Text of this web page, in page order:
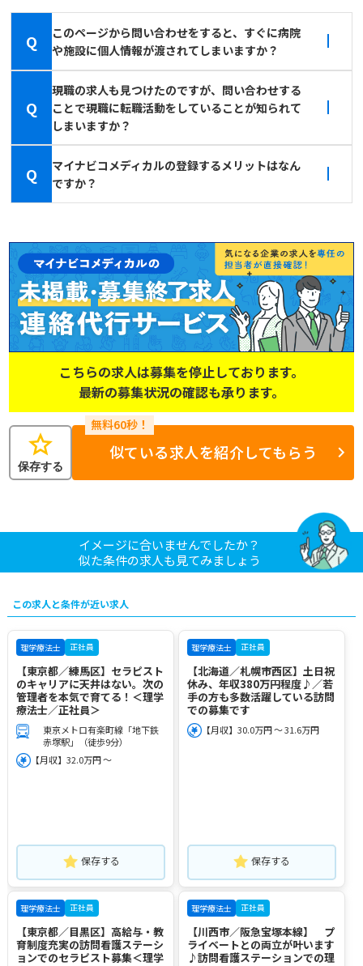
Q
このページから問い合わせをすると、すぐに病院
や施設に個人情報が渡されてしまいますか？
Q
現職の求人も見つけたのですが、問い合わせする
ことで現職に転職活動をしていることが知られて
しまいますか？
Q
マイナビコメディカルの登録するメリットはなん
ですか？
こちらの求人は募集を停止しております。
最新の募集状況の確認も承ります。
star
保存する
似ている求人を紹介してもらう
イメージに合いませんでしたか？
似た条件の求人も見てみましょう
この求人と条件が近い求人
理学療法士 正社員
【東京都／練馬区】セラピスト
のキャリアに天井はない。次の
管理者を本気で育てる！＜理学
療法士／正社員＞
東京メトロ有楽町線「地下鉄
赤塚駅」（徒歩9分）
【月収】32.0万円 ～
保存する
理学療法士 正社員
【北海道／札幌市西区】土日祝
休み、年収380万円程度♪／若
手の方も多数活躍している訪問
での募集です
【月収】30.0万円 ～ 31.6万円
保存する
理学療法士 正社員
【東京都／目黒区】高給与・教
育制度充実の訪問看護ステーシ
ョンでのセラピスト募集＜理学
理学療法士 正社員
【川西市／阪急宝塚本線】 プ
ライベートとの両立が叶います
♪訪問看護ステーションでの理